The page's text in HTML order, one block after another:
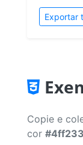
Exportar
Copie e
cor #4ff233